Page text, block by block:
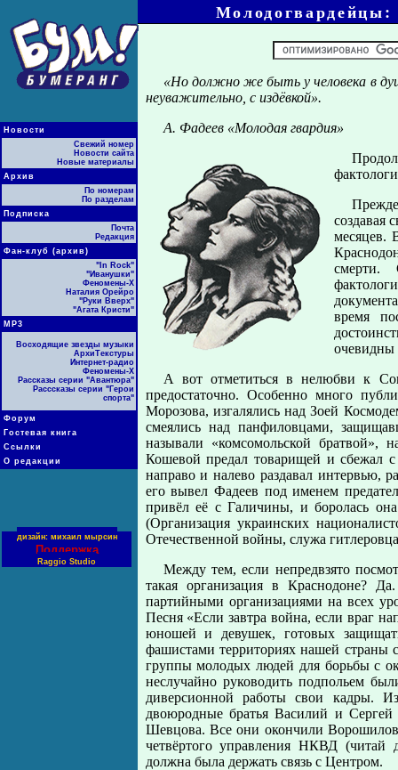
Новости
Свежий номер
Новости сайта
Новые материалы
Архив
По номерам
По разделам
Подписка
Почта
Редакция
Фан-клуб (архив)
"In Rock"
"Иванушки"
Феномены-Х
Наталия Орейро
"Руки Вверх"
"Агата Кристи"
МР3
Восходящие звезды музыки
АрхиТекстуры
Интернет-радио
Феномены-Х
Рассказы серии "Авантюра"
Расссказы серии "Герои
спорта"
Форум
Гостевая книга
Ссылки
О редакции
дизайн: михаил мырсин
Поддержка
Raggio Studio
«Но должно же быть у человека в
неуважительно, с издёвкой».
А. Фадеев «Молодая гвардия»
создавая
месяцев.
смерти.
время
очевидны
А вот отметиться в нелюбви к
предостаточно. Особенно много
Морозова, изгалялись над Зоей
смеялись над панфиловцами,
называли «комсомольской братвой»,
Кошевой предал товарищей и сбежал
направо и налево раздавал интервью,
его вывел Фадеев под именем
привёл её с Галичины, и боролась
(Организация украинских
Отечественной войны, служа
Между тем, если непредвзято
такая организация в Краснодоне?
партийными организациями на всех
Песня «Если завтра война, если враг
юношей и девушек, готовых
фашистами территориях нашей страны
группы молодых людей для борьбы с
неслучайно руководить подпольем
диверсионной работы свои кадры.
двоюродные братья Василий и
Шевцова. Все они окончили
четвёртого управления НКВД
должна была держать связь с Центром.